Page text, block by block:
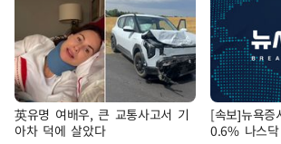
英유명 여배우, 큰 교통사고서 기
아차 덕에 살았다
[속보]뉴욕
0.6% 나스